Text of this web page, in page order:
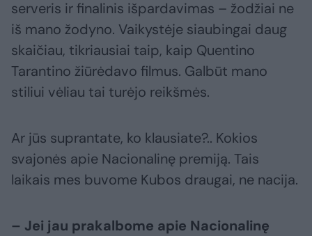
serveris ir finalinis išpardavimas – žodžiai ne
iš mano žodyno. Vaikystėje siaubingai daug
skaičiau, tikriausiai taip, kaip Quentino
Tarantino žiūrėdavo filmus. Galbūt mano
stiliui vėliau tai turėjo reikšmės.
Ar jūs suprantate, ko klausiate?.. Kokios
svajonės apie Nacionalinę premiją. Tais
laikais mes buvome Kubos draugai, ne nacija.
– Jei jau prakalbome apie Nacionalinę